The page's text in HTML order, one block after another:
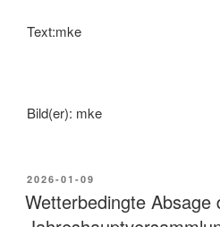
Text:mke
Bild(er): mke
2026-01-09
Wetterbedingte Absage